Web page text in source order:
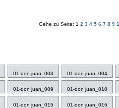
Gehe zu Seite: 1 2 3 4 5 6 7 8 9
01-don juan_003 01-don juan_004
01-don juan_009 01-don juan_010
01-don juan_015
01-don juan_016